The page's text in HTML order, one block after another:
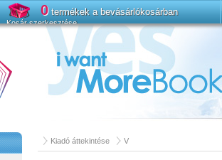
Kiadó áttekintése V
0termékek a bevásárlókosárban
Kosár szerkesztése